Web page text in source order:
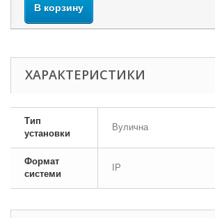
В корзину
ХАРАКТЕРИСТИКИ
Тип
установки
Вулична
Формат
системи
IP